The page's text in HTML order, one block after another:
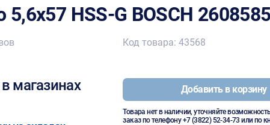
5,6х57 HSS-G BOSCH
магазинах
Код товара: 43568
Добавить в корзину
Товара нет в наличии, уточняйте
заказ по телефону+7 (3822) 52-34-73 или по